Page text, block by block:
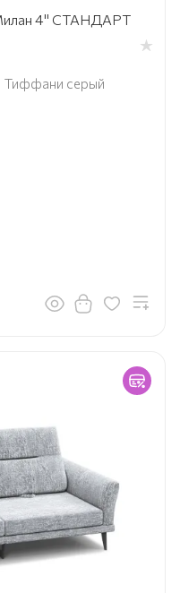
4" СТАНДАРТ
Тиффани серый